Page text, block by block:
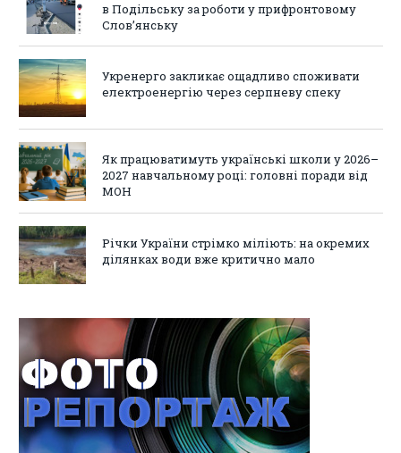
в Подільську за роботи у прифронтовому
Слов’янську
Укренерго закликає ощадливо споживати
електроенергію через серпневу спеку
Як працюватимуть українські школи у 2026–
2027 навчальному році: головні поради від
МОН
Річки України стрімко міліють: на окремих
ділянках води вже критично мало